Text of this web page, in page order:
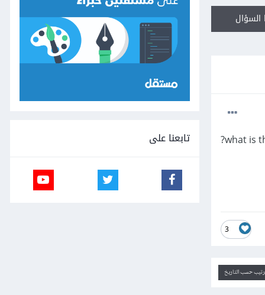
what is
3
حسب التاريخ
تابعنا على